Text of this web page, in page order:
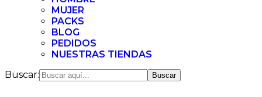
MUJER
PACKS
BLOG
PEDIDOS
NUESTRAS TIENDAS
Buscar: